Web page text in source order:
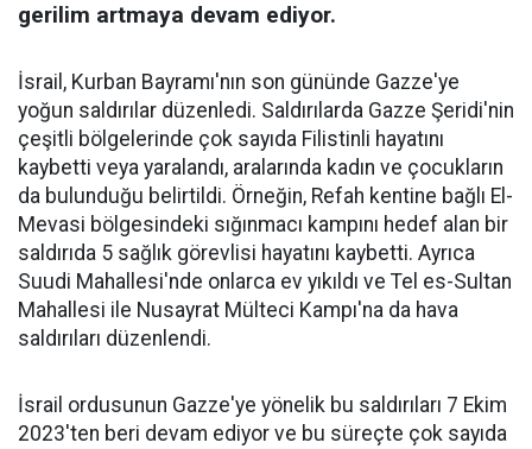
gerilim artmaya devam ediyor.
İsrail, Kurban Bayramı'nın son gününde Gazze'ye
yoğun saldırılar düzenledi. Saldırılarda Gazze Şeridi'nin
çeşitli bölgelerinde çok sayıda Filistinli hayatını
kaybetti veya yaralandı, aralarında kadın ve çocukların
da bulunduğu belirtildi. Örneğin, Refah kentine bağlı El-
Mevasi bölgesindeki sığınmacı kampını hedef alan bir
saldırıda 5 sağlık görevlisi hayatını kaybetti. Ayrıca
Suudi Mahallesi'nde onlarca ev yıkıldı ve Tel es-Sultan
Mahallesi ile Nusayrat Mülteci Kampı'na da hava
saldırıları düzenlendi.
İsrail ordusunun Gazze'ye yönelik bu saldırıları 7 Ekim
2023'ten beri devam ediyor ve bu süreçte çok sayıda